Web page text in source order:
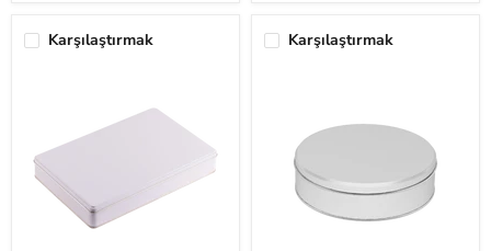
Karşılaştırmak Karşılaştırmak